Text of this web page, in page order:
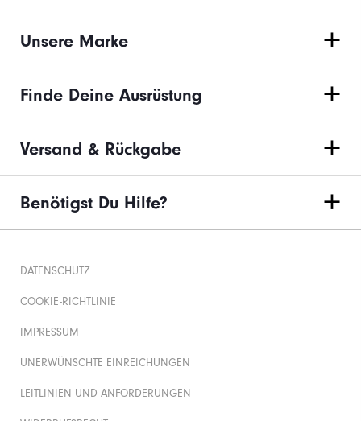
Unsere Marke
Finde Deine Ausrüstung
Versand & Rückgabe
Benötigst Du Hilfe?
DATENSCHUTZ
COOKIE-RICHTLINIE
IMPRESSUM
UNERWÜNSCHTE EINREICHUNGEN
LEITLINIEN UND ANFORDERUNGEN